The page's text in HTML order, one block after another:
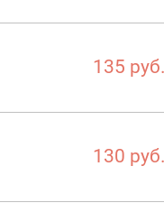
135 руб.
130 руб.